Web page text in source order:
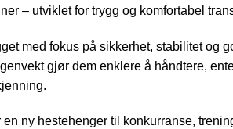
– utviklet for trygg og komfortabel
med fokus på sikkerhet, stabilitet og
gjør dem enklere å håndtere,
en ny hestehenger til konkurranse,